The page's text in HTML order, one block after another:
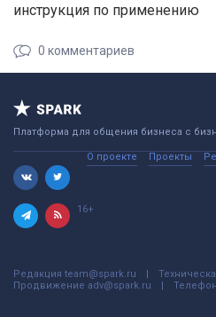
инструкция по применению
0 комментариев
Платформа для общения бизнеса с
О проекте Проекты
16+
Редакция team@spark.ru
Продвижение adv@spark.ru Телефон